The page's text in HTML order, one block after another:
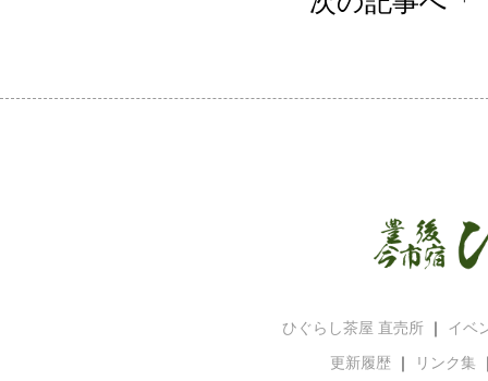
ひぐらし茶屋 直売所 ｜ イベ
更新履歴 ｜ リンク集